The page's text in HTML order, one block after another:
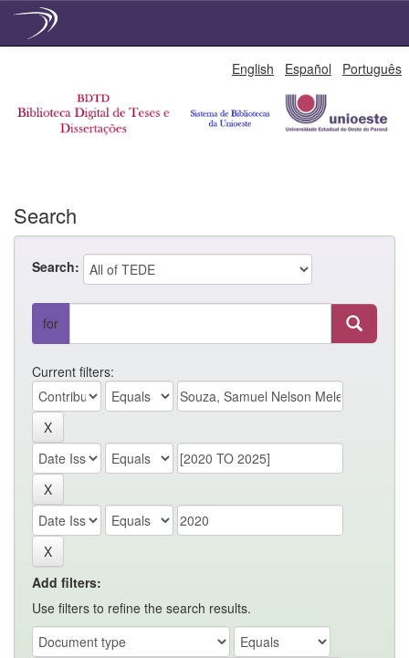
English Español Português
Search
Search:
for
Current filters:
Add filters:
Use filters to refine the search results.